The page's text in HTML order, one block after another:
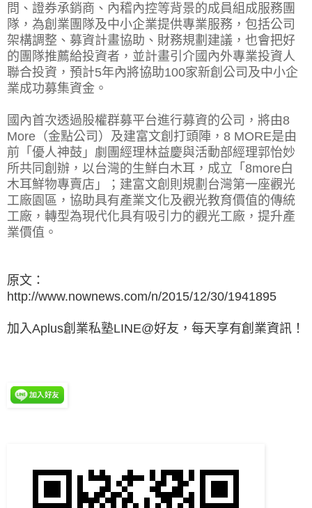
問、證券承銷商、內稽內控等背景的成員組成服務團
隊，為創業團隊及中小企業提供專業服務，包括公司
架構調整、募資計畫協助、財務規劃建議，也會把好
的團隊推薦給投資者，並計畫引介國內外專業投資人
聯合投資，預計5年內將協助100家新創公司及中小企
業成功募集資金。
國內首次透過股權群募平台進行募資的公司，將由8
More（金點公司）及建富文創打頭陣，8 MORE是由
前「優人神鼓」劇團經理林益慶與活動部經理郭怡妙
所共同創辦，以台灣的生鮮白木耳，成立「8more白
木耳鮮物專賣店」；建富文創則規劃台灣第一座觀光
工廠園區，協助具有產業文化及觀光教育價值的傳統
工廠，轉型為現代化具有吸引力的觀光工廠，提升產
業價值。
原文：
http://www.nownews.com/n/2015/12/30/1941895
加入Aplus創業私塾LINE@好友，每天享有創業資訊！